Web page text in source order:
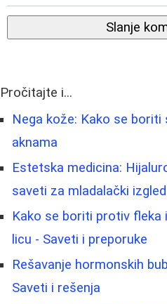
Slanje
Pročitajte i...
Nega kože: Kako se
aknama
Estetska medicina:
saveti za mladalački izgled
Kako se boriti protiv fleka
licu - Saveti i preporuke
Rešavanje hormonskih
Saveti i rešenja